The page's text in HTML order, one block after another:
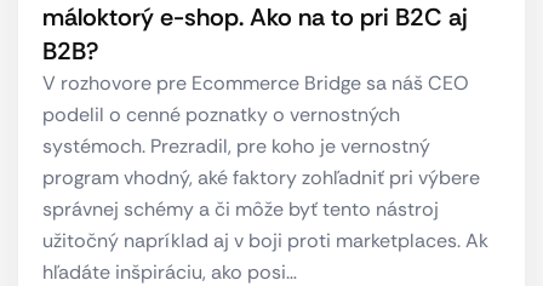
máloktorý e-shop. Ako na to pri B2C aj
B2B?
V rozhovore pre Ecommerce Bridge sa náš CEO
podelil o cenné poznatky o vernostných
systémoch. Prezradil, pre koho je vernostný
program vhodný, aké faktory zohľadniť pri výbere
správnej schémy a či môže byť tento nástroj
užitočný napríklad aj v boji proti marketplaces. Ak
hľadáte inšpiráciu, ako posi…